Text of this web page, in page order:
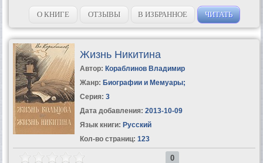
О КНИГЕ ОТЗЫВЫ В ИЗБРАННОЕ ЧИТАТЬ
Жизнь Никитина
Автор: Кораблинов Владимир
Жанр: Биографии и Мемуары;
Серия: 3
Дата добавления: 2013-10-09
Язык книги: Русский
Кол-во страниц: 123
0